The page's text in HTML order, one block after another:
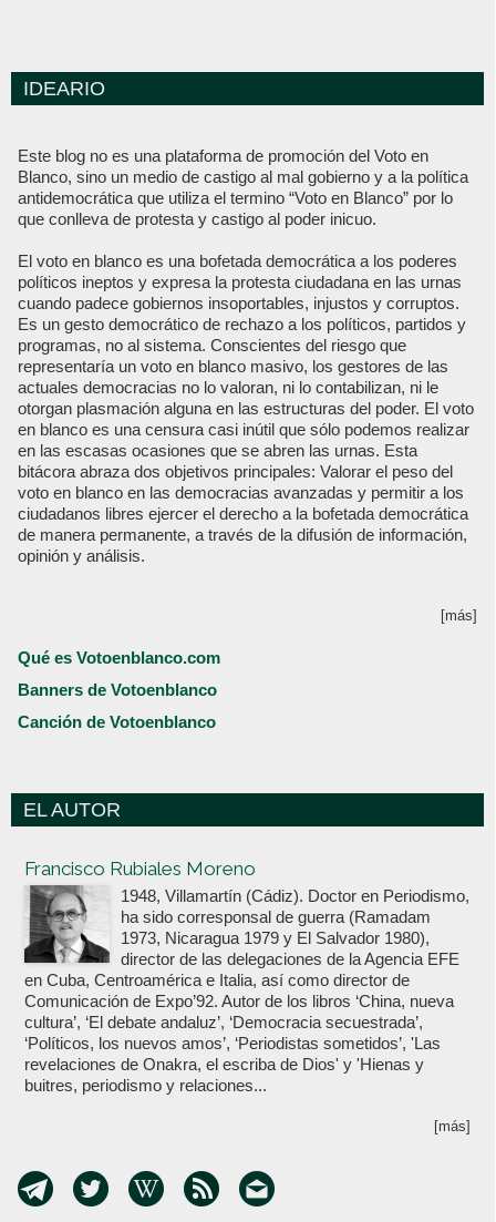
IDEARIO
Este blog no es una plataforma de promoción del Voto en
Blanco, sino un medio de castigo al mal gobierno y a la política
antidemocrática que utiliza el termino “Voto en Blanco” por lo
que conlleva de protesta y castigo al poder inicuo.
El voto en blanco es una bofetada democrática a los poderes
políticos ineptos y expresa la protesta ciudadana en las urnas
cuando padece gobiernos insoportables, injustos y corruptos.
Es un gesto democrático de rechazo a los políticos, partidos y
programas, no al sistema. Conscientes del riesgo que
representaría un voto en blanco masivo, los gestores de las
actuales democracias no lo valoran, ni lo contabilizan, ni le
otorgan plasmación alguna en las estructuras del poder. El voto
en blanco es una censura casi inútil que sólo podemos realizar
en las escasas ocasiones que se abren las urnas. Esta
bitácora abraza dos objetivos principales: Valorar el peso del
voto en blanco en las democracias avanzadas y permitir a los
ciudadanos libres ejercer el derecho a la bofetada democrática
de manera permanente, a través de la difusión de información,
opinión y análisis.
[más]
Qué es Votoenblanco.com
Banners de Votoenblanco
Canción de Votoenblanco
EL AUTOR
Francisco Rubiales Moreno
1948, Villamartín (Cádiz). Doctor en Periodismo,
ha sido corresponsal de guerra (Ramadam
1973, Nicaragua 1979 y El Salvador 1980),
director de las delegaciones de la Agencia EFE
en Cuba, Centroamérica e Italia, así como director de
Comunicación de Expo’92. Autor de los libros ‘China, nueva
cultura’, ‘El debate andaluz’, ‘Democracia secuestrada’,
‘Políticos, los nuevos amos’, ‘Periodistas sometidos’, 'Las
revelaciones de Onakra, el escriba de Dios' y 'Hienas y
buitres, periodismo y relaciones...
[más]